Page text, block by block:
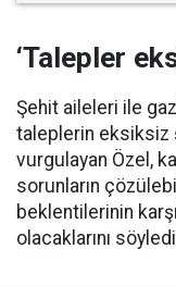
‘Talepler
Şehit aileleri ile
taleplerin eksiksiz
vurgulayan Özel,
sorunların
beklentilerinin
olacaklarını